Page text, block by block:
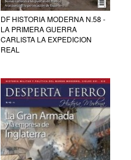
DF HISTORIA MODERNA N.58 -
LA PRIMERA GUERRA
CARLISTA LA EXPEDICION
REAL